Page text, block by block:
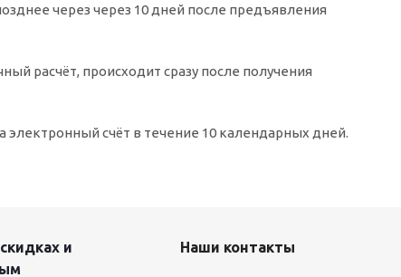
через через 10 дней после предъявления
расчёт, происходит сразу после получения
электронный счёт в течение 10 календарных дней.
и
Наши контакты